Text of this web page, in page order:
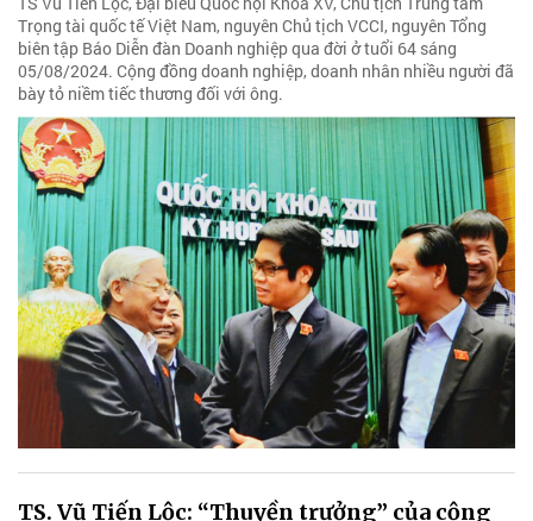
Trọng tài quốc tế Việt Nam, nguyên Chủ tịch VCCI, nguyên Tổng
biên tập Báo Diễn đàn Doanh nghiệp qua đời ở tuổi 64 sáng
05/08/2024. Cộng đồng doanh nghiệp, doanh nhân nhiều người đã
bày tỏ niềm tiếc thương đối với ông.
TS. Vũ Tiến Lộc: “Thuyền trưởng” của cộng